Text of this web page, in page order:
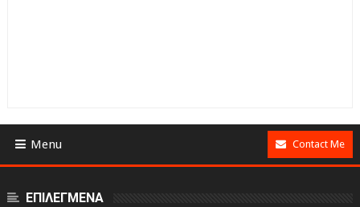
Menu Contact Me
ΕΠΙΛΕΓΜΕΝΑ